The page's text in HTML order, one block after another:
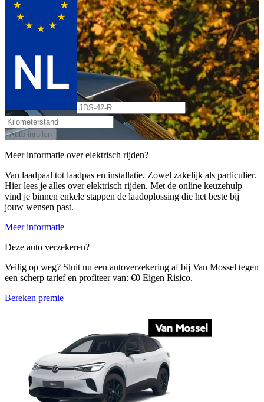
Auto inruilen
Meer informatie over elektrisch rijden?
Van laadpaal tot laadpas en installatie. Zowel zakelijk als particulier.
Hier lees je alles over elektrisch rijden. Met de online keuzehulp
vind je binnen enkele stappen de laadoplossing die het beste bij
jouw wensen past.
Meer informatie
Deze auto verzekeren?
Veilig op weg? Sluit nu een autoverzekering af bij Van Mossel tegen
een scherp tarief en profiteer van: €0 Eigen Risico.
Bereken premie